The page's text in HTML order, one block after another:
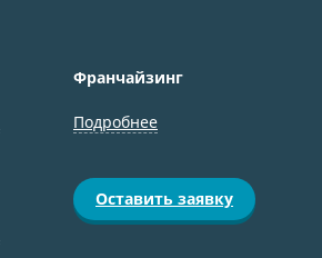
Франчайзинг
Подробнее
Оставить заявку